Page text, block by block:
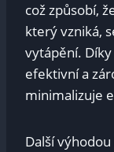
což způsobí,
který vzniká,
vytápění.
efektivní a
minimalizuje
Další